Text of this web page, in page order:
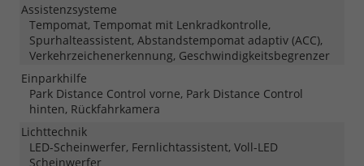
Assistenzsysteme
Tempomat, Tempomat mit Lenkradkontrolle,
Spurhalteassistent, Abstandstempomat adaptiv (ACC),
Verkehrzeichenerkennung, Geschwindigkeitsbegrenzer
Einparkhilfe
Park Distance Control vorne, Park Distance Control
hinten, Rückfahrkamera
Lichttechnik
LED-Scheinwerfer, Fernlichtassistent, Voll-LED
Scheinwerfer